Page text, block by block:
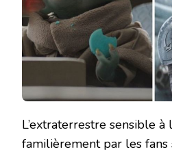
L’extraterrestre sensible à
familièrement par les